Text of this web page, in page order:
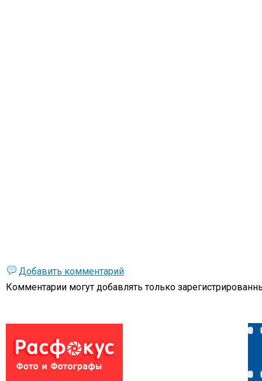
Добавить комментарий
Комментарии могут добавлять только